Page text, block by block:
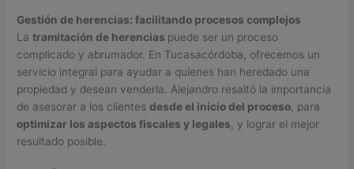
Gestión de herencias: facilitando procesos complejos
Latramitación de herencias puede ser un proceso
complicado y abrumador. En Tucasacórdoba, ofrecemos un
servicio integral para ayudar a quienes han heredado una
propiedad y desean venderla. Alejandro resaltó la importancia
de asesorar a los clientesdesde el inicio del proceso , para
optimizar los aspectos fiscales y legales , y lograr el mejor
resultado posible.